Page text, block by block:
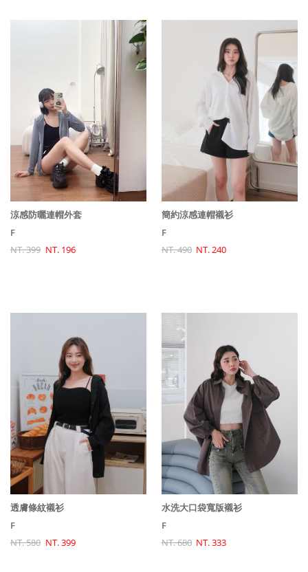
涼感防曬連帽外套
F
NT. 399 NT. 196
簡約涼感連帽襯衫
F
NT. 490 NT. 240
透膚條紋襯衫
F
NT. 580 NT. 399
水洗大口袋寬版襯衫
F
NT. 680 NT. 333